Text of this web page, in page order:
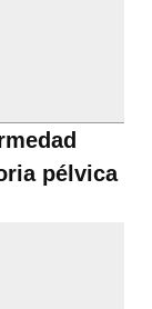
pélvica